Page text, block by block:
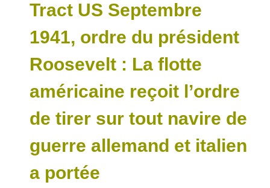
Tract US Septembre
1941, ordre du président
Roosevelt : La flotte
américaine reçoit l’ordre
de tirer sur tout navire de
guerre allemand et italien
a portée